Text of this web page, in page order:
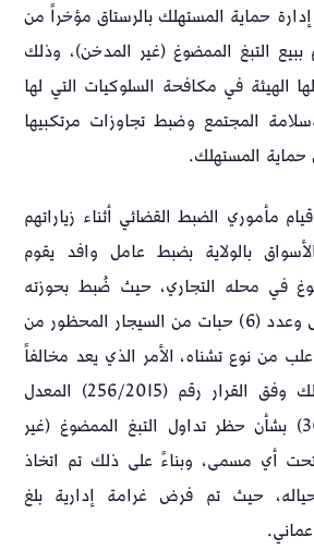
حماية المستهلك بالرستاق مؤخراً من
التبغ الممضوغ (غير المدخن)، وذلك
الهيئة في مكافحة السلوكيات التي لها
المجتمع وضبط تجاوزات مرتكبيها
المستهلك.
مأموري الضبط القضائي أثناء زياراتهم
بالولاية بضبط عامل وافد يقوم
في محله التجاري، حيث ضُبط بحوزته
(52) حبة من نوع أفضل وعدد (6) حبات من السيجار المحظور من
رويال، وعدد (10) علب من نوع تشناه، الأمر الذي يعد مخالفاً
لقانون حماية المستهلك وفق القرار رقم (256/2015) المعدل
بالقرار رقم (301/2016) بشأن حظر تداول التبغ الممضوغ (غير
أي مسمى، وبناءً على ذلك تم اتخاذ
حياله، حيث تم فرض غرامة إدارية بلغ